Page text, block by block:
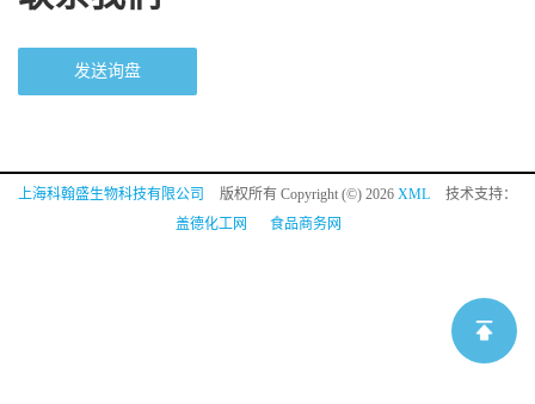
发送询盘
上海科翰盛生物科技有限公司 版权所有 Copyright (©) 2026 XML
技术支持：
盖德化工网
食品商务网